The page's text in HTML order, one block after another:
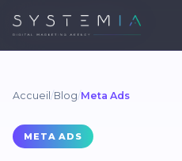
Accueil /Blog/Meta Ads
META ADS